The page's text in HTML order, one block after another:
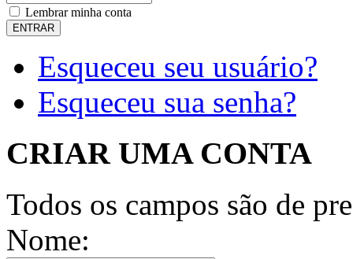
Lembrar minha conta
Esqueceu seu usuário?
Esqueceu sua senha?
CRIAR UMA CONTA
Todos os campos são de
Nome: